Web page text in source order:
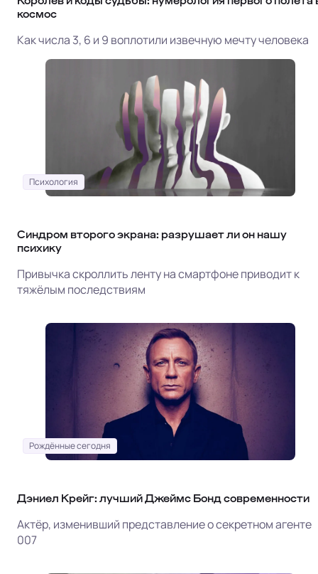
космос
Как числа 3, 6 и 9 воплотили извечную мечту человека
Психология
Синдром второго экрана: разрушает ли он нашу
психику
Привычка скроллить ленту на смартфоне приводит к
тяжёлым последствиям
Рождённые сегодня
Дэниел Крейг: лучший Джеймс Бонд современности
Актёр, изменивший представление о секретном агенте
007